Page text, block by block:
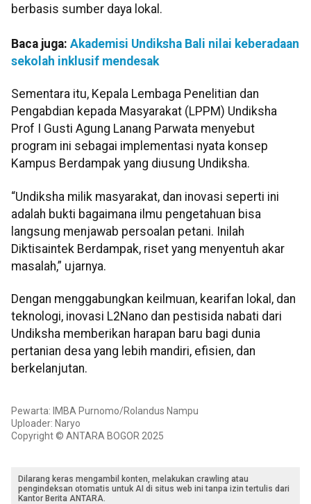
berbasis sumber daya lokal.
Baca juga: Akademisi Undiksha Bali nilai keberadaan
sekolah inklusif mendesak
Sementara itu, Kepala Lembaga Penelitian dan
Pengabdian kepada Masyarakat (LPPM) Undiksha
Prof I Gusti Agung Lanang Parwata menyebut
program ini sebagai implementasi nyata konsep
Kampus Berdampak yang diusung Undiksha.
“Undiksha milik masyarakat, dan inovasi seperti ini
adalah bukti bagaimana ilmu pengetahuan bisa
langsung menjawab persoalan petani. Inilah
Diktisaintek Berdampak, riset yang menyentuh akar
masalah,” ujarnya.
Dengan menggabungkan keilmuan, kearifan lokal, dan
teknologi, inovasi L2Nano dan pestisida nabati dari
Undiksha memberikan harapan baru bagi dunia
pertanian desa yang lebih mandiri, efisien, dan
berkelanjutan.
Pewarta: IMBA Purnomo/Rolandus Nampu
Uploader: Naryo
Copyright © ANTARA BOGOR 2025
Dilarang keras mengambil konten, melakukan crawling atau
pengindeksan otomatis untuk AI di situs web ini tanpa izin tertulis dari
Kantor Berita ANTARA.